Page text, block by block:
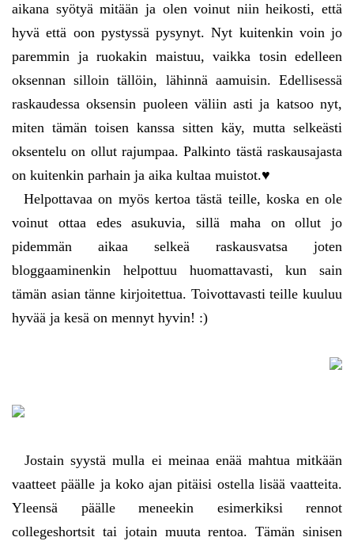
aikana syötyä mitään ja olen voinut niin heikosti, että
hyvä että oon pystyssä pysynyt. Nyt kuitenkin voin jo
paremmin ja ruokakin maistuu, vaikka tosin edelleen
oksennan silloin tällöin, lähinnä aamuisin. Edellisessä
raskaudessa oksensin puoleen väliin asti ja katsoo nyt,
miten tämän toisen kanssa sitten käy, mutta selkeästi
oksentelu on ollut rajumpaa. Palkinto tästä raskausajasta
on kuitenkin parhain ja aika kultaa muistot.♥
Helpottavaa on myös kertoa tästä teille, koska en ole
voinut ottaa edes asukuvia, sillä maha on ollut jo
pidemmän aikaa selkeä raskausvatsa joten
bloggaaminenkin helpottuu huomattavasti, kun sain
tämän asian tänne kirjoitettua. Toivottavasti teille kuuluu
hyvää ja kesä on mennyt hyvin! :)
Jostain syystä mulla ei meinaa enää mahtua mitkään
vaatteet päälle ja koko ajan pitäisi ostella lisää vaatteita.
Yleensä päälle meneekin esimerkiksi rennot
collegeshortsit tai jotain muuta rentoa. Tämän sinisen